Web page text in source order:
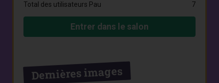
Total des utilisateurs Pau
7
Entrer dans le salon
Dernières images